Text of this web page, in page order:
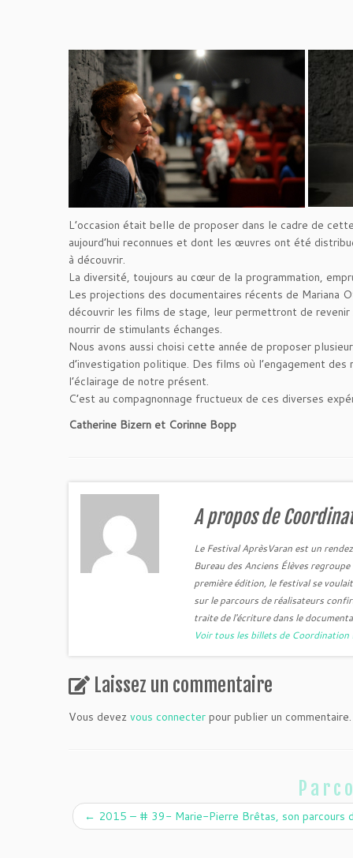
L’occasion était belle de proposer dans le cadre de
aujourd’hui reconnues et dont les œuvres ont été
à découvrir.
La diversité, toujours au cœur de la programmation,
Les projections des documentaires récents de Mariana
découvrir les films de stage, leur permettront de
nourrir de stimulants échanges.
Nous avons aussi choisi cette année de proposer
d’investigation politique. Des films où l’engagement
l’éclairage de notre présent.
C’est au compagnonnage fructueux de ces diverses
Catherine Bizern et Corinne Bopp
A propos de
Le Festival AprèsVaran est un
Bureau des Anciens Élèves
première édition, le festival se
sur le parcours de réalisateurs
traite de l'écriture dans le
Voir tous les billets de Coordination
Laissez un commentaire
Vous devez vous connecter pour publier un commentaire.
← 2015 – # 39- Marie-Pierre Brêtas, son parcours